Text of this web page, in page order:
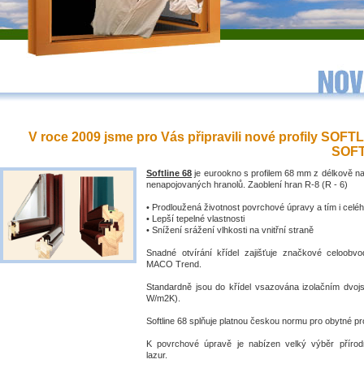
V roce 2009 jsme pro Vás připravili nové profily
Softline 68 je eurookno s profilem 68 mm z délkově
nenapojovaných hranolů. Zaoblení hran R-8 (R - 6)
• Prodloužená životnost povrchové úpravy a tím i
• Lepší tepelné vlastnosti
• Snížení srážení vlhkosti na vnitřní straně
Snadné otvírání křídel zajišťuje značkové
MACO Trend.
Standardně jsou do křídel vsazována izolačním
W/m2K).
Softline 68 splňuje platnou českou normu pro obytné
K povrchové úpravě je nabízen velký výběr
lazur.